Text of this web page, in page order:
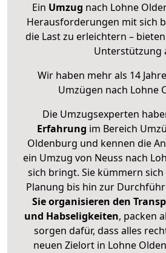
Ein Umzug nach Lohne
Herausforderungen mit sich
die Last zu erleichtern –
Unterstützung
Wir haben mehr als 14
Umzügen nach Lohne
Die Umzugsexperten
Erfahrung im Bereich
Oldenburg und kennen die
ein Umzug von Neuss nach
sich bringt. Sie kümmern
Planung bis hin zur
Sie organisieren den
und Habseligkeiten, packen
sorgen dafür, dass alles
neuen Zielort in Lohne